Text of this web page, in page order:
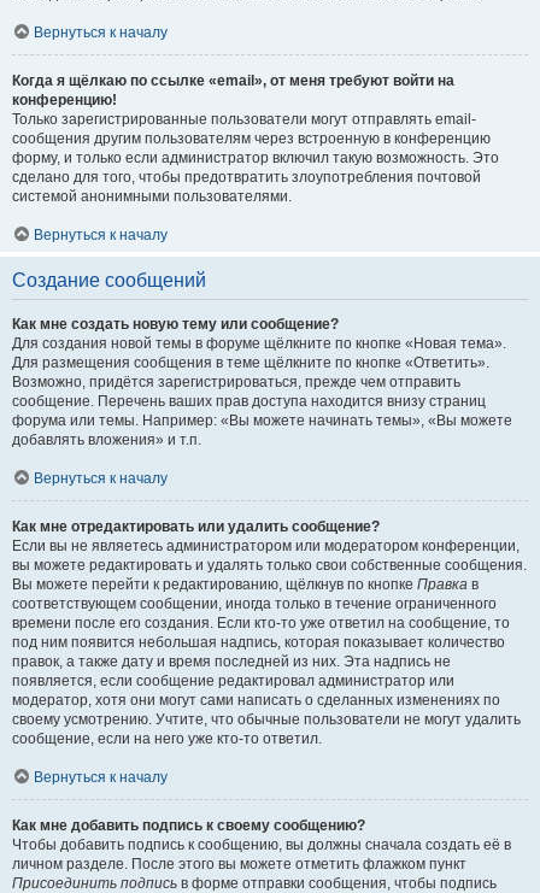
Вернуться к началу
Когда я щёлкаю по ссылке «email», от меня требуют войти на
конференцию!
Только зарегистрированные пользователи могут отправлять email-
сообщения другим пользователям через встроенную в конференцию
форму, и только если администратор включил такую возможность. Это
сделано для того, чтобы предотвратить злоупотребления почтовой
системой анонимными пользователями.
Вернуться к началу
Создание сообщений
Как мне создать новую тему или сообщение?
Для создания новой темы в форуме щёлкните по кнопке «Новая тема».
Для размещения сообщения в теме щёлкните по кнопке «Ответить».
Возможно, придётся зарегистрироваться, прежде чем отправить
сообщение. Перечень ваших прав доступа находится внизу страниц
форума или темы. Например: «Вы можете начинать темы», «Вы можете
добавлять вложения» и т.п.
Вернуться к началу
Как мне отредактировать или удалить сообщение?
Если вы не являетесь администратором или модератором конференции,
вы можете редактировать и удалять только свои собственные сообщения.
Вы можете перейти к редактированию, щёлкнув по кнопке Правка в
соответствующем сообщении, иногда только в течение ограниченного
времени после его создания. Если кто-то уже ответил на сообщение, то
под ним появится небольшая надпись, которая показывает количество
правок, а также дату и время последней из них. Эта надпись не
появляется, если сообщение редактировал администратор или
модератор, хотя они могут сами написать о сделанных изменениях по
своему усмотрению. Учтите, что обычные пользователи не могут удалить
сообщение, если на него уже кто-то ответил.
Вернуться к началу
Как мне добавить подпись к своему сообщению?
Чтобы добавить подпись к сообщению, вы должны сначала создать её в
личном разделе. После этого вы можете отметить флажком пункт
Присоединить подпись в форме отправки сообщения, чтобы подпись